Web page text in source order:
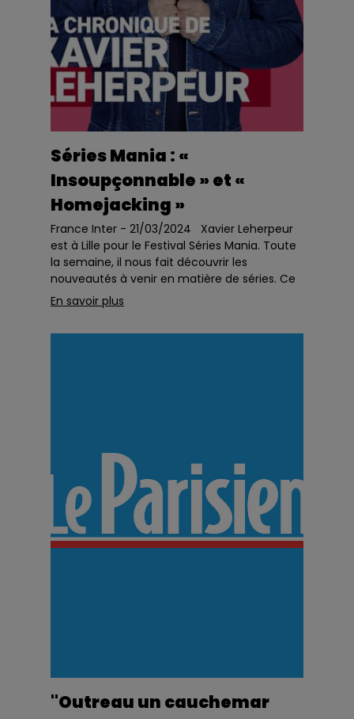
Séries Mania : «
Insoupçonnable » et «
Homejacking »
France Inter - 21/03/2024 Xavier Leherpeur
est à Lille pour le Festival Séries Mania. Toute
la semaine, il nous fait découvrir les
nouveautés à venir en matière de séries. Ce
matin, deux séries françaises&...
En savoir plus
"Outreau un cauchemar